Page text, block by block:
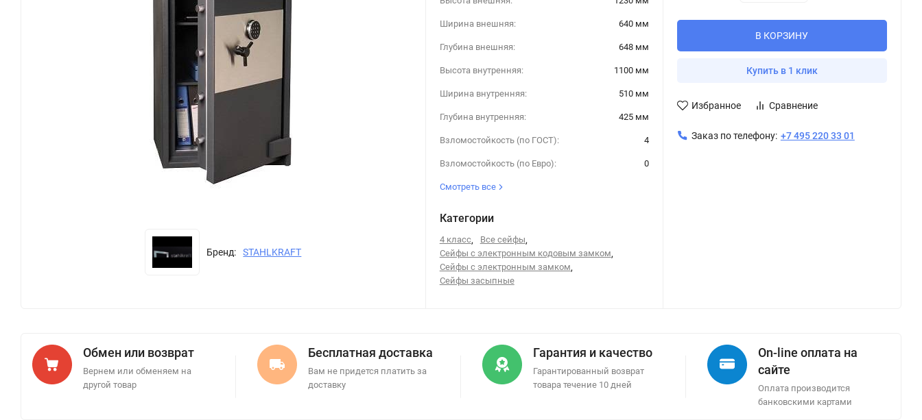
Бренд: STAHLKRAFT
Ширина внешняя: 640 мм
Глубина внешняя: 648 мм
Высота внутренняя: 1100 мм
Ширина внутренняя: 510 мм
Глубина внутренняя: 425 мм
Взломостойкость (по ГОСТ): 4
Взломостойкость (по Евро): 0
Смотреть все
Категории
4 класс, Все сейфы,
Сейфы с электронным кодовым замком,
Сейфы с электронным замком,
Сейфы засыпные
В КОРЗИНУ
Купить в 1 клик
Избранное Сравнение
Заказ по телефону: +7 495 220 33 01
Обмен или возврат
Вернем или обменяем на
другой товар
Бесплатная доставка
Вам не придется платить за
доставку
Гарантия и качество
Гарантированный возврат
товара течение 10 дней
On-line оплата на
сайте
Оплата производится
банковскими картами